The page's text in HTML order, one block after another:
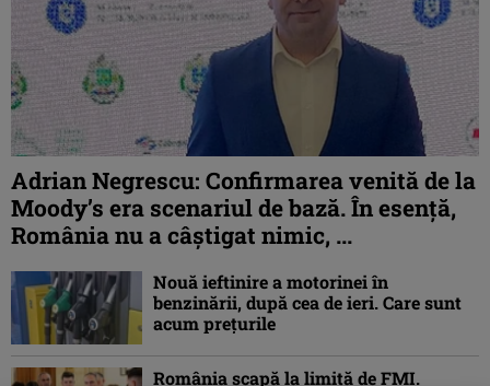
Adrian Negrescu: Confirmarea venită de la
Moody’s era scenariul de bază. În esenţă,
România nu a câştigat nimic, ...
Nouă ieftinire a motorinei în
benzinării, după cea de ieri. Care sunt
acum prețurile
România scapă la limită de FMI.